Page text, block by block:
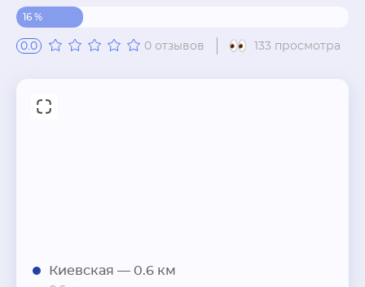
16 %
0.0 0 отзывов 133 просмотра
Киевская — 0.6 км